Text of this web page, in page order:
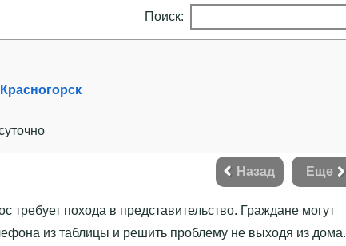
Поиск:
Назад Еще
требует похода в представительство. Граждане могут
из таблицы и решить проблему не выходя из дома.